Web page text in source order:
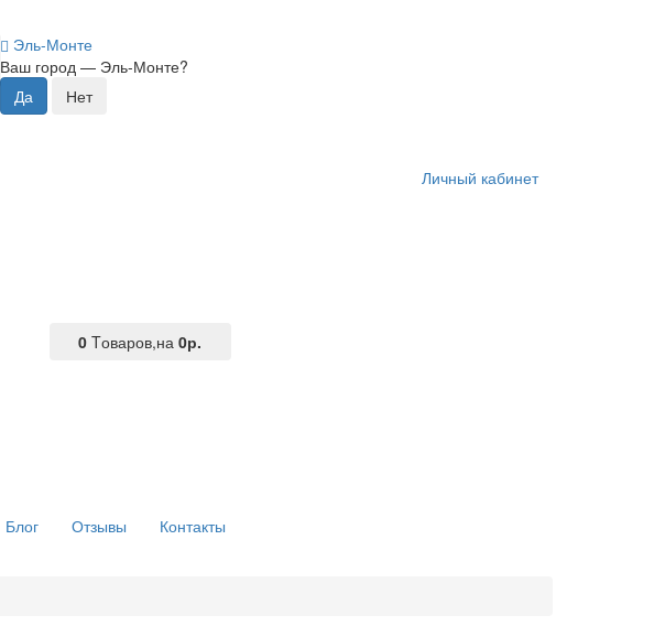
Эль-Монте
Ваш город — Эль-Монте?
Личный кабинет
0 Tоваров,на 0р.
Блог Отзывы Контакты